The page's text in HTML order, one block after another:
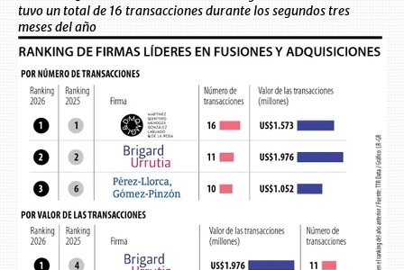
tuvo un total de 16 transacciones durante los segundos tres
meses del año